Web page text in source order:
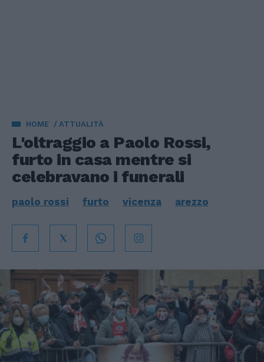
HOME ATTUALITÀ
L'oltraggio a Paolo Rossi,
furto in casa mentre si
celebravano i funerali
paolo rossi furto vicenza arezzo